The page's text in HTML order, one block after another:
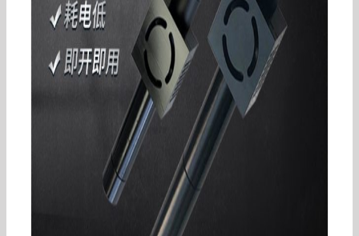
小型uvled点胶uv固化灯uv点光源led工业光固化机